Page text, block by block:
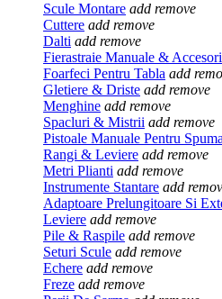
Scule Montare add remove
Cuttere add remove
Dalti add remove
Fierastraie Manuale &
Foarfeci Pentru Tabla add
Gletiere & Driste add remove
Menghine add remove
Spacluri & Mistrii add remove
Pistoale Manuale Pentru Spuma
Rangi & Leviere add remove
Metri Plianti add remove
Instrumente Stantare add
Adaptoare Prelungitoare Si
Leviere add remove
Pile & Raspile add remove
Seturi Scule add remove
Echere add remove
Freze add remove